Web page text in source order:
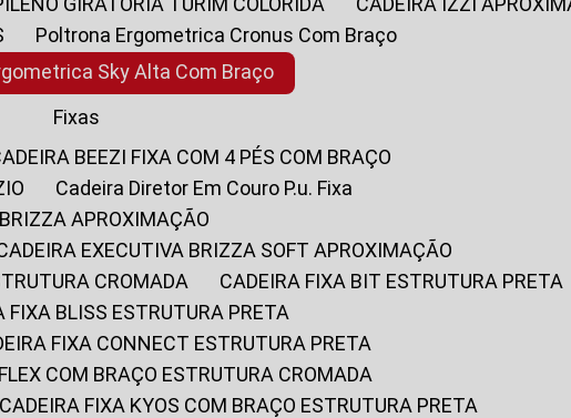
Poltrona Ergometrica Cronus Com Braço
Sky Alta Com Braço
Fixas
CADEIRA BEEZI FIXA COM 4 PÉS COM BRAÇO
Cadeira Diretor Em Couro P.u. Fixa
BRIZZA APROXIMAÇÃO
CADEIRA EXECUTIVA BRIZZA SOFT APROXIMAÇÃO
CROMADA
CADEIRA FIXA BIT ESTRUTURA PRETA
FIXA BLISS ESTRUTURA PRETA
FIXA CONNECT ESTRUTURA PRETA
FLEX COM BRAÇO ESTRUTURA CROMADA
CADEIRA FIXA KYOS COM BRAÇO ESTRUTURA PRETA